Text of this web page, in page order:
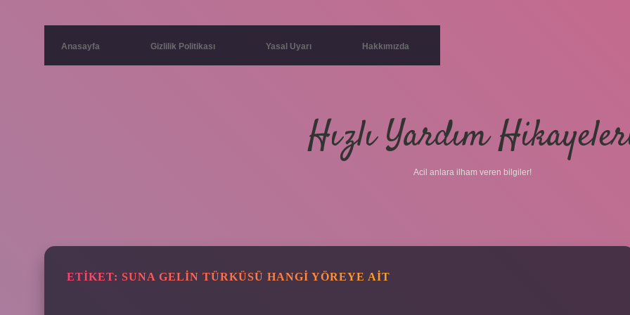
Anasayfa Gizlilik Politikası Yasal Uyarı Hakkımızda
Hızlı Yardım
Acil anlara ilham veren bilgiler!
ETIKET: SUNA GELIN TÜRKÜSÜ HANGI YÖREYE AIT